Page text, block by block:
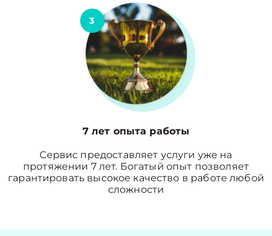
3
7 лет опыта работы
Сервис предоставляет услуги уже на
протяжении 7 лет. Богатый опыт позволяет
гарантировать высокое качество в работе любой
сложности